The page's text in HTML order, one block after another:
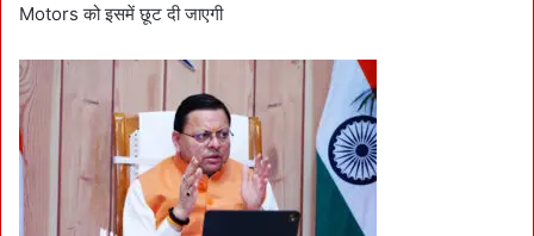
Motors को इसमें छूट दी जाएगी